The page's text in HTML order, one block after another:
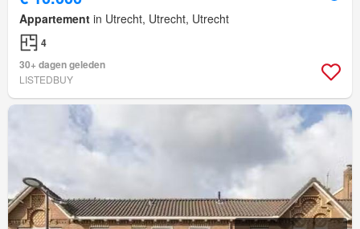
Appartement in Utrecht, Utrecht, Utrecht
4
30+ dagen geleden
LISTEDBUY